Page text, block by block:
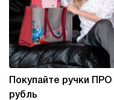
Покупайте ручки
рубль